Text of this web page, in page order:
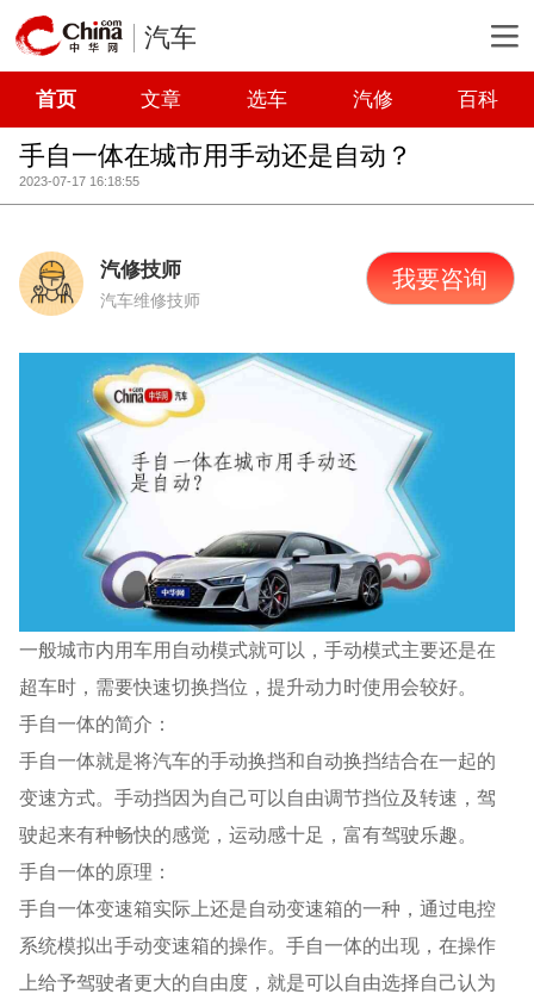
汽车
首页 文章 选车 汽修 百科
手自一体在城市用手动还是自动？
2023-07-17 16:18:55
汽修技师
汽车维修技师
我要咨询
一般城市内用车用自动模式就可以，手动模式主要还是在
超车时，需要快速切换挡位，提升动力时使用会较好。
手自一体的简介：
手自一体就是将汽车的手动换挡和自动换挡结合在一起的
变速方式。手动挡因为自己可以自由调节挡位及转速，驾
驶起来有种畅快的感觉，运动感十足，富有驾驶乐趣。
手自一体的原理：
手自一体变速箱实际上还是自动变速箱的一种，通过电控
系统模拟出手动变速箱的操作。手自一体的出现，在操作
上给予驾驶者更大的自由度，就是可以自由选择自己认为